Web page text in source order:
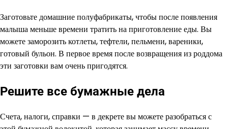
Заготовьте домашние полуфабрикаты, чтобы после появления
малыша меньше времени тратить на приготовление еды. Вы
можете заморозить котлеты, тефтели, пельмени, вареники,
готовый бульон. В первое время после возвращения из роддома
эти заготовки вам очень пригодятся.
Решите все бумажные дела
Счета, налоги, справки — в декрете вы можете разобраться с